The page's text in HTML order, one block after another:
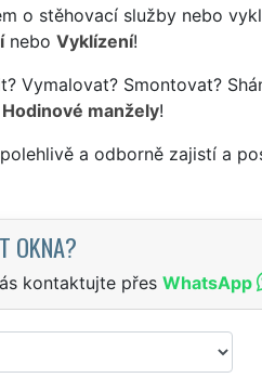
o stěhovací služby nebo
nebo Vyklízení!
Vymalovat? Smontovat?
Hodinové manžely!
a odborně zajistí a
OKNA?
kontaktujte přes WhatsApp